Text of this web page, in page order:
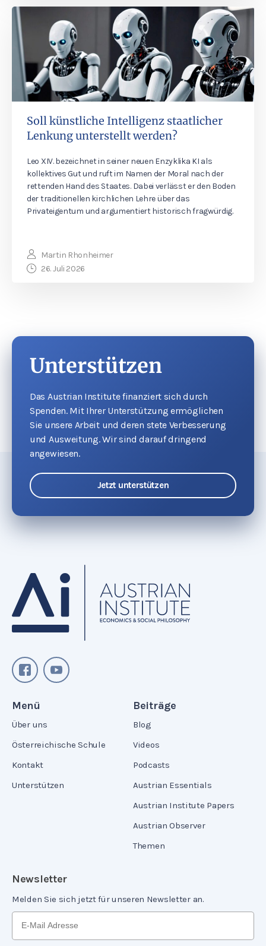
Soll künstliche Intelligenz staatlicher
Lenkung unterstellt werden?
Leo XIV. bezeichnet in seiner neuen Enzyklika KI als
kollektives Gut und ruft im Namen der Moral nach der
rettenden Hand des Staates. Dabei verlässt er den Boden
der traditionellen kirchlichen Lehre über das
Privateigentum und argumentiert historisch fragwürdig.
Martin Rhonheimer
26. Juli 2026
Unterstützen
Das Austrian Institute finanziert sich durch
Spenden. Mit Ihrer Unterstützung ermöglichen
Sie unsere Arbeit und deren stete Verbesserung
und Ausweitung. Wir sind darauf dringend
angewiesen.
Jetzt unterstützen
Menü
Über uns
Österreichische Schule
Kontakt
Unterstützen
Beiträge
Blog
Videos
Podcasts
Austrian Essentials
Austrian Institute Papers
Austrian Observer
Themen
Newsletter
Melden Sie sich jetzt für unseren Newsletter an.